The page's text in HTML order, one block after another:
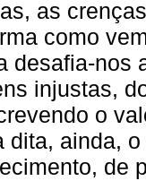
as
como
desafia-nos
injustas,
o
dita, ainda,
de